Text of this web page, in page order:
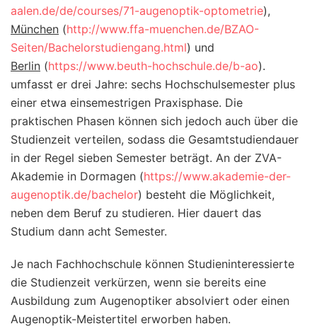
aalen.de/de/courses/71-augenoptik-optometrie),
München (http://www.ffa-muenchen.de/BZAO-
Seiten/Bachelorstudiengang.html) und
Berlin (https://www.beuth-hochschule.de/b-ao).
umfasst er drei Jahre: sechs Hochschulsemester plus
einer etwa einsemestrigen Praxisphase. Die
praktischen Phasen können sich jedoch auch über die
Studienzeit verteilen, sodass die Gesamtstudiendauer
in der Regel sieben Semester beträgt. An der ZVA-
Akademie in Dormagen (https://www.akademie-der-
augenoptik.de/bachelor) besteht die Möglichkeit,
neben dem Beruf zu studieren. Hier dauert das
Studium dann acht Semester.
Je nach Fachhochschule können Studieninteressierte
die Studienzeit verkürzen, wenn sie bereits eine
Ausbildung zum Augenoptiker absolviert oder einen
Augenoptik-Meistertitel erworben haben.